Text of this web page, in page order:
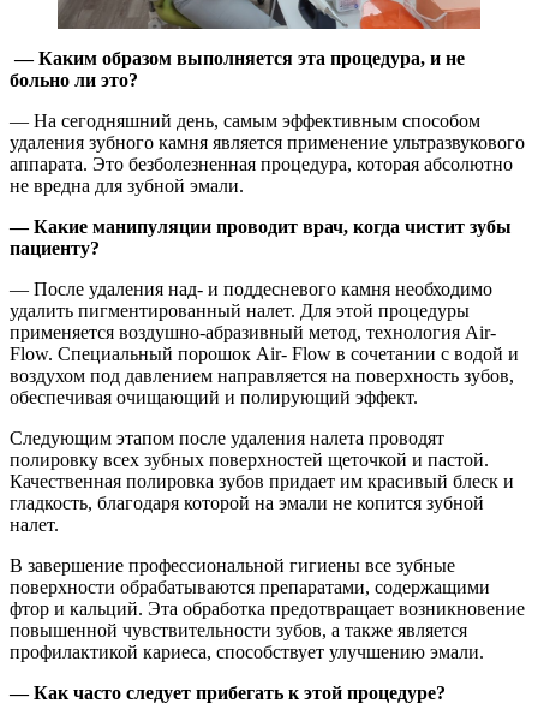
— Каким образом выполняется эта процедура, и не
больно ли это?
— На сегодняшний день, самым эффективным способом
удаления зубного камня является применение ультразвукового
аппарата. Это безболезненная процедура, которая абсолютно
не вредна для зубной эмали.
— Какие манипуляции проводит врач, когда чистит зубы
пациенту?
— После удаления над- и поддесневого камня необходимо
удалить пигментированный налет. Для этой процедуры
применяется воздушно-абразивный метод, технология Air-
Flow. Специальный порошок Air- Flow в сочетании с водой и
воздухом под давлением направляется на поверхность зубов,
обеспечивая очищающий и полирующий эффект.
Следующим этапом после удаления налета проводят
полировку всех зубных поверхностей щеточкой и пастой.
Качественная полировка зубов придает им красивый блеск и
гладкость, благодаря которой на эмали не копится зубной
налет.
В завершение профессиональной гигиены все зубные
поверхности обрабатываются препаратами, содержащими
фтор и кальций. Эта обработка предотвращает возникновение
повышенной чувствительности зубов, а также является
профилактикой кариеса, способствует улучшению эмали.
— Как часто следует прибегать к этой процедуре?